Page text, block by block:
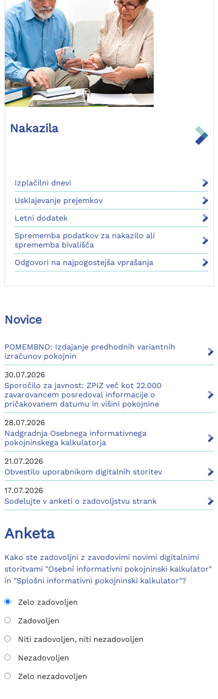
Nakazila
Izplačilni dnevi
Usklajevanje prejemkov
Letni dodatek
Sprememba podatkov za nakazilo ali
sprememba bivališča
Odgovori na najpogostejša vprašanja
Novice
POMEMBNO: Izdajanje predhodnih variantnih
izračunov pokojnin
30.07.2026
Sporočilo za javnost: ZPIZ več kot 22.000
zavarovancem posredoval informacije o
pričakovanem datumu in višini pokojnine
28.07.2026
Nadgradnja Osebnega informativnega
pokojninskega kalkulatorja
21.07.2026
Obvestilo uporabnikom digitalnih storitev
17.07.2026
Sodelujte v anketi o zadovoljstvu strank
Anketa
Kako ste zadovoljni z zavodovimi novimi digitalnimi
storitvami "Osebni informativni pokojninski kalkulator"
in "Splošni informativni pokojninski kalkulator"?
Zelo zadovoljen
Zadovoljen
Niti zadovoljen, niti nezadovoljen
Nezadovoljen
Zelo nezadovoljen